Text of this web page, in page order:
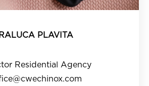
PLAVITA
Residential Agency